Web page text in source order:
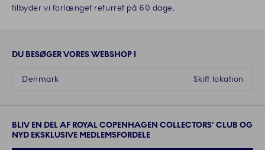
tilbyder vi forlænget returret på 60 dage.
DU BESØGER VORES WEBSHOP I
Skift lokation
Denmark
BLIV EN DEL AF ROYAL COPENHAGEN COLLECTORS' CLUB OG
NYD EKSKLUSIVE MEDLEMSFORDELE